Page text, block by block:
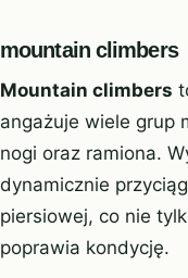
mountain climbers
Mountain climbers
angażuje wiele grup
nogi oraz ramiona.
dynamicznie
piersiowej, co nie
poprawia kondycję.